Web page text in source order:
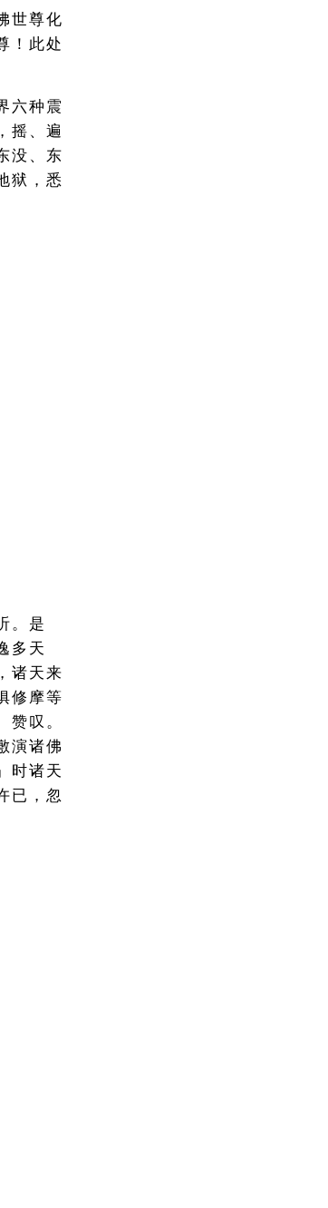
世尊化
！此处
六种震
摇、遍
没、东
狱，悉
。是
多天
诸天来
修摩等
赞叹。
演诸佛
时诸天
已，忽